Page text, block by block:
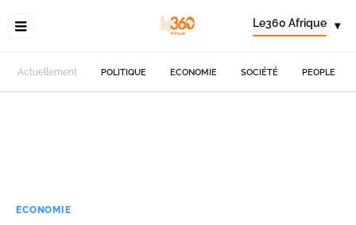
Le360 Afrique ▾
Actuellement POLITIQUE ECONOMIE SOCIÉTÉ PEOPLE
ECONOMIE